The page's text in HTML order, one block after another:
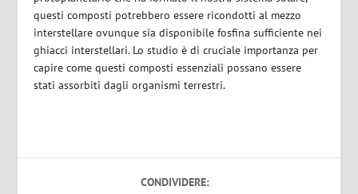
questi composti potrebbero essere ricondotti al mezzo
interstellare ovunque sia disponibile fosfina sufficiente nei
ghiacci interstellari. Lo studio è di cruciale importanza per
capire come questi composti essenziali possano essere
stati assorbiti dagli organismi terrestri.
CONDIVIDERE: